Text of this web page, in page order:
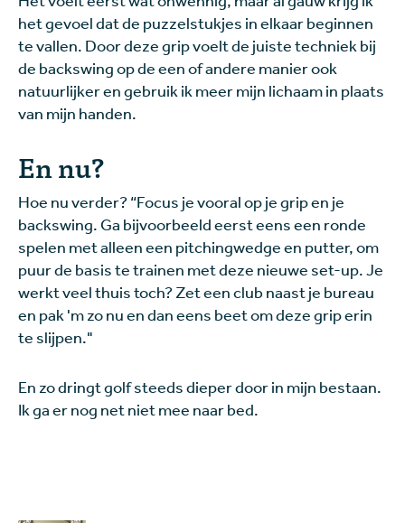
het gevoel dat de puzzelstukjes in elkaar beginnen
te vallen. Door deze grip voelt de juiste techniek bij
de backswing op de een of andere manier ook
natuurlijker en gebruik ik meer mijn lichaam in plaats
van mijn handen.
En nu?
Hoe nu verder? “Focus je vooral op je grip en je
backswing. Ga bijvoorbeeld eerst eens een ronde
spelen met alleen een pitchingwedge en putter, om
puur de basis te trainen met deze nieuwe set-up. Je
werkt veel thuis toch? Zet een club naast je bureau
en pak 'm zo nu en dan eens beet om deze grip erin
te slijpen."
En zo dringt golf steeds dieper door in mijn bestaan.
Ik ga er nog net niet mee naar bed.